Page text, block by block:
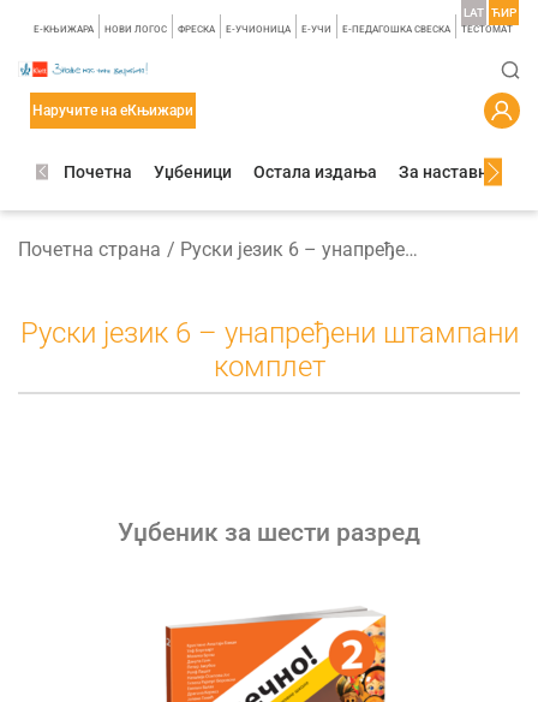
E-КЊИЖАРА НОВИ ЛОГОС ФРЕСКА E-УЧИОНИЦА E-УЧИ Е-ПЕДАГОШКА СВЕСКА TЕСТОМАТ
LAT ЋИР
Наручите на еКњижари
Почетна Уџбеници Остала издања За наставнике
Почетна страна Руски језик 6 – унапређени штампани комплет
Руски језик 6 – унапређени штампани
комплет
Уџбеник за шести разред